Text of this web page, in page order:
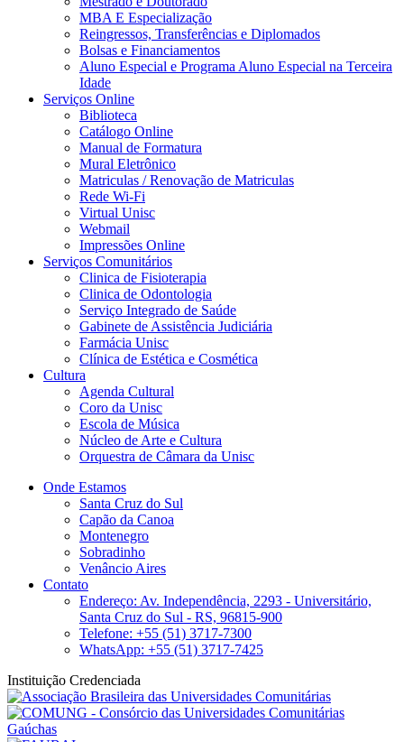
MBA E Especialização
Reingressos, Transferências e Diplomados
Bolsas e Financiamentos
Aluno Especial e Programa Aluno Especial na Terceira
Idade
Serviços Online
Biblioteca
Catálogo Online
Manual de Formatura
Mural Eletrônico
Matriculas / Renovação de Matriculas
Rede Wi-Fi
Virtual Unisc
Webmail
Impressões Online
Serviços Comunitários
Clinica de Fisioterapia
Clinica de Odontologia
Serviço Integrado de Saúde
Gabinete de Assistência Judiciária
Farmácia Unisc
Clínica de Estética e Cosmética
Cultura
Agenda Cultural
Coro da Unisc
Escola de Música
Núcleo de Arte e Cultura
Orquestra de Câmara da Unisc
Onde Estamos
Santa Cruz do Sul
Capão da Canoa
Montenegro
Sobradinho
Venâncio Aires
Contato
Endereço: Av. Independência, 2293 - Universitário,
Santa Cruz do Sul - RS, 96815-900
Telefone: +55 (51) 3717-7300
WhatsApp: +55 (51) 3717-7425
Instituição Credenciada